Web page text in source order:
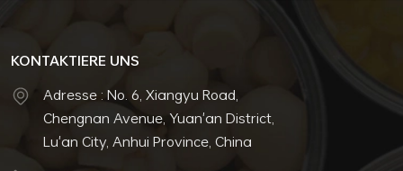
KONTAKTIERE UNS
Adresse : No. 6, Xiangyu Road,
Chengnan Avenue, Yuan'an District,
Lu'an City, Anhui Province, China